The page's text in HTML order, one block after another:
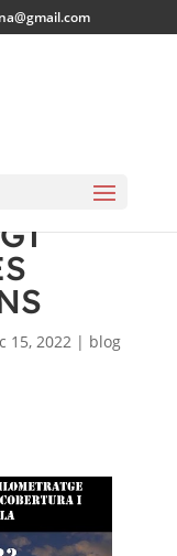
15, 2022| blog